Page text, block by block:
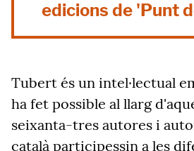
edicions de 'Punt
Tubert és un intel·lectual
ha fet possible al llarg
seixanta-tres autores i
català participessin a les